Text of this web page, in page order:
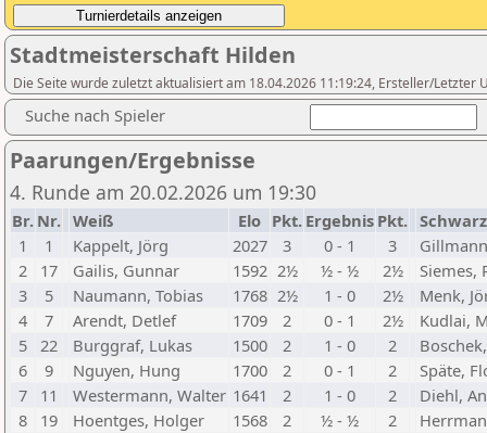
Stadtmeisterschaft Hilden
Die Seite wurde zuletzt aktualisiert am 18.04.2026 11:19:24, Ersteller/Letzter
Suche nach Spieler
Paarungen/Ergebnisse
4. Runde am 20.02.2026 um 19:30
Br. Nr. Weiß Elo Pkt. Ergebnis Pkt. Schwarz
1
1 Kappelt, Jörg 2027 3 0 - 1 3
2
17 Gailis, Gunnar 1592 2½ ½ - ½ 2½
Siemes,
3
5 Naumann, Tobias 1768 2½ 1 - 0 2½
Menk,
4
7 Arendt, Detlef 1709 2 0 - 1 2½
Kudlai,
5
22 Burggraf, Lukas 1500 2 1 - 0 2
6
9 Nguyen, Hung 1700 2 0 - 1 2
Späte,
7
11 Westermann, Walter 1641 2 1 - 0 2
Diehl,
8
19 Hoentges, Holger 1568 2 ½ - ½ 2